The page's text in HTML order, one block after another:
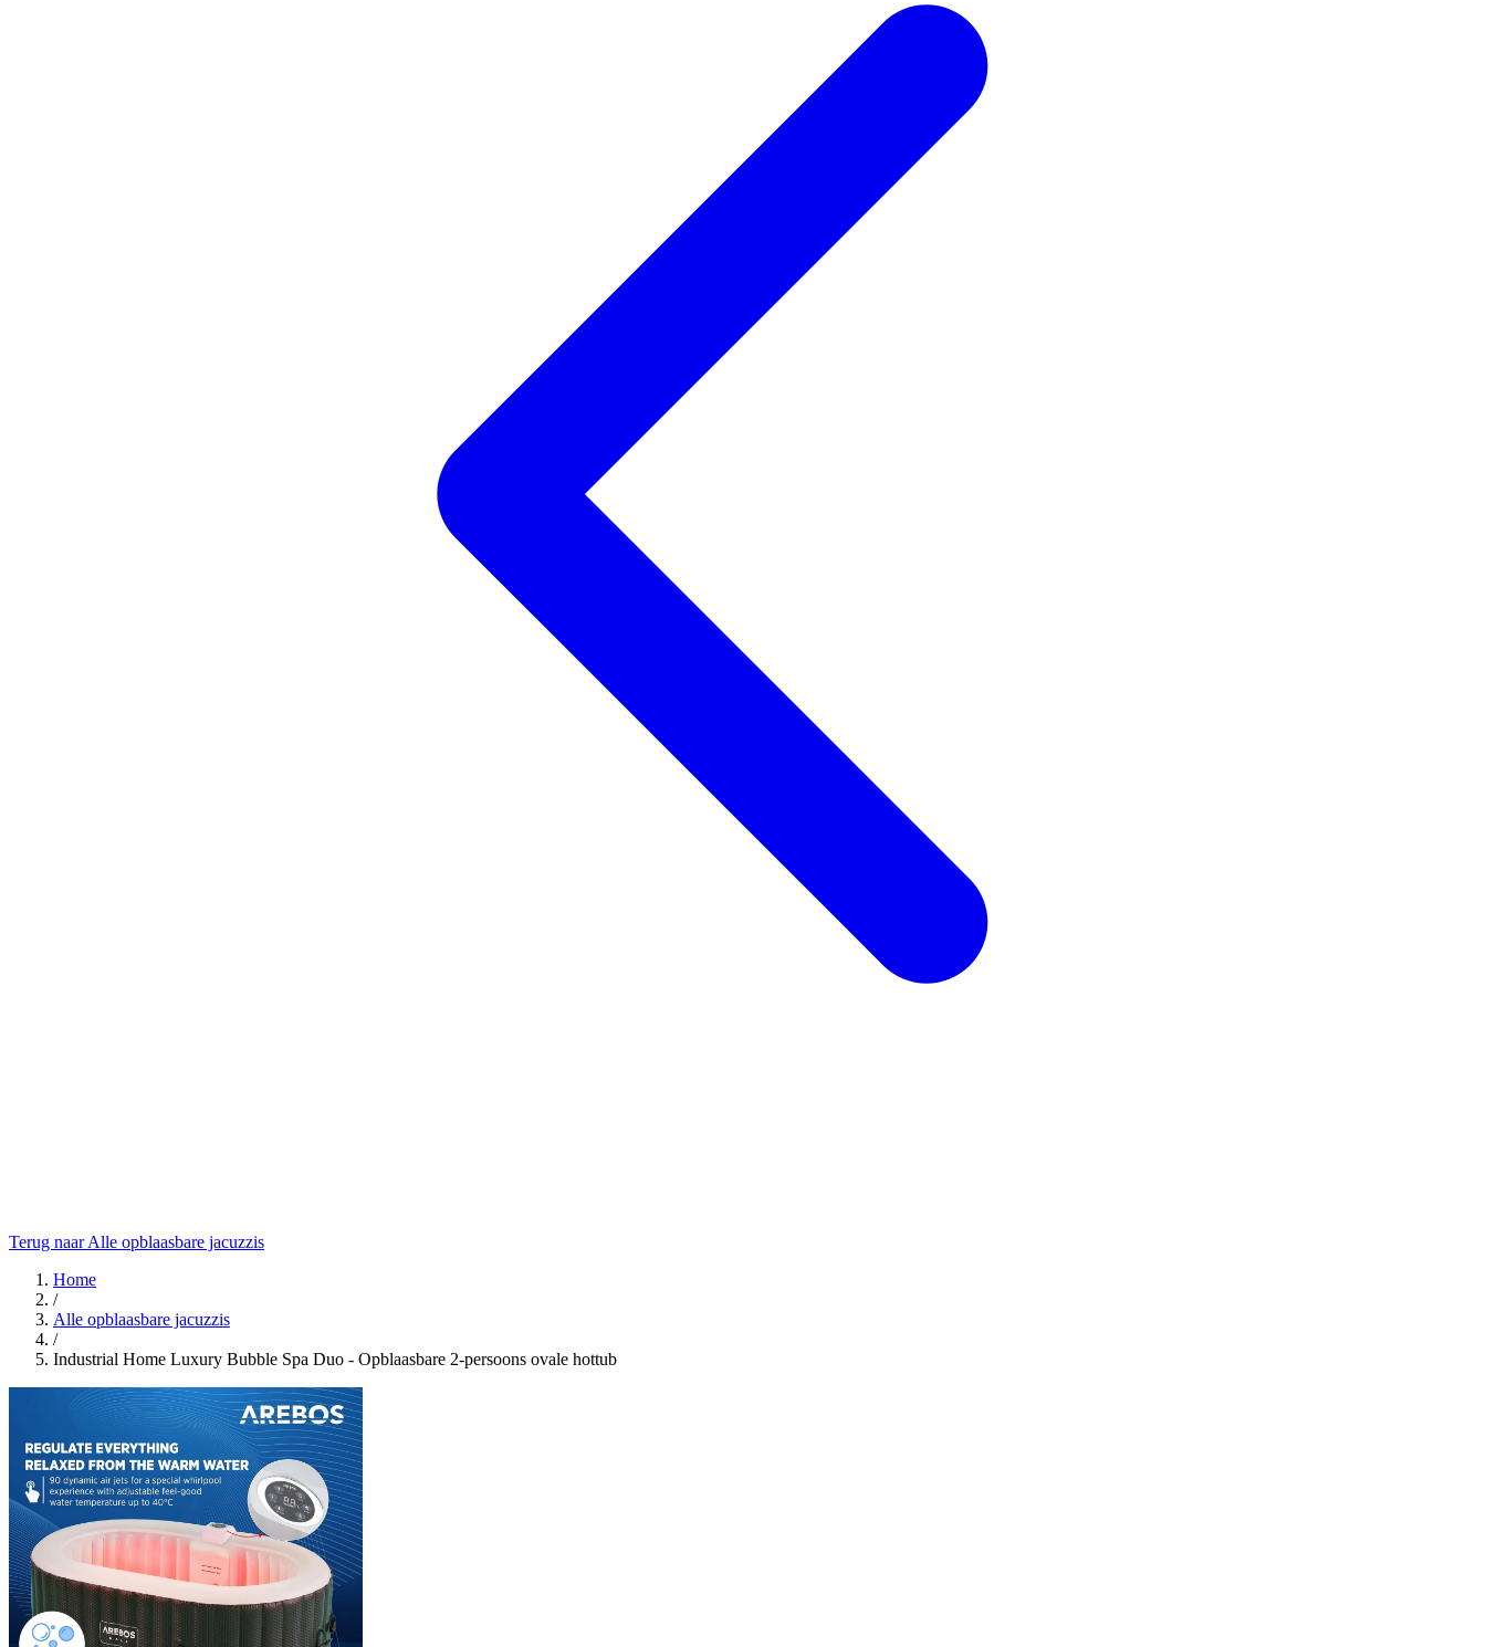
Terug naar Alle opblaasbare jacuzzis
Home
/
Alle opblaasbare jacuzzis
/
Industrial Home Luxury Bubble Spa Duo - Opblaasbare 2-persoons ovale hottub